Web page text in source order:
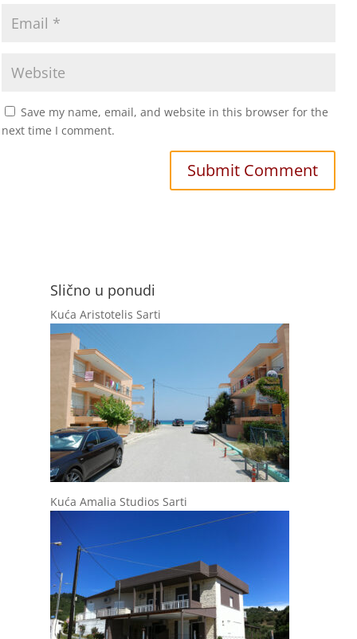
Save my name, email, and website in this browser for the
next time I comment.
Slično u ponudi
Kuća Aristotelis Sarti
Kuća Amalia Studios Sarti